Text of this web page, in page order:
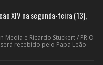
XIV na segunda-feira (13),
Media e Ricardo Stuckert / PR O
recebido pelo Papa Leão